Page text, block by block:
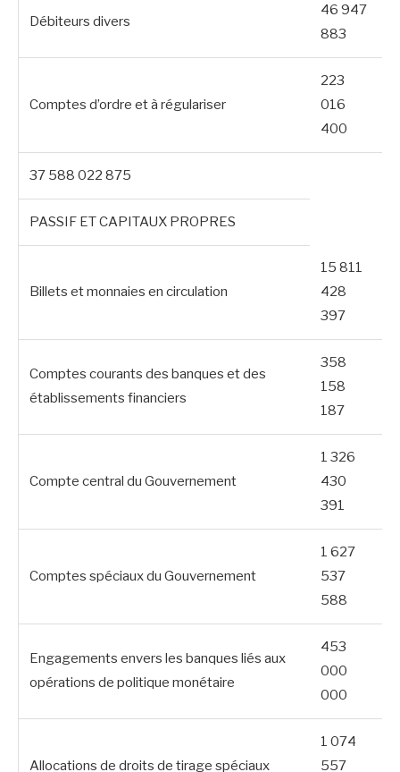
Débiteurs divers
46 947
883
Comptes d’ordre et à régulariser
223
016
400
37 588 022 875
PASSIF ET CAPITAUX PROPRES
Billets et monnaies en circulation
15 811
428
397
Comptes courants des banques et des
établissements financiers
358
158
187
Compte central du Gouvernement
1 326
430
391
Comptes spéciaux du Gouvernement
1 627
537
588
Engagements envers les banques liés aux
opérations de politique monétaire
453
000
000
Allocations de droits de tirage spéciaux
1 074
557